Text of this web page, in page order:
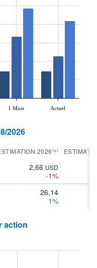
1 Mois Actuel
2026
2026⁽⁸⁾
2,66 USD
-1%
26,14
1%
action